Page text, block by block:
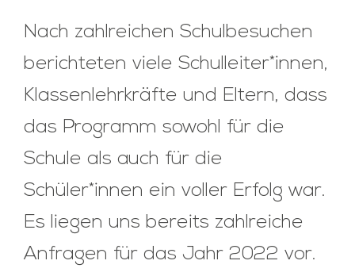
Nach zahlreichen Schulbesuchen
berichteten viele Schulleiter*innen,
Klassenlehrkräfte und Eltern, dass
das Programm sowohl für die
Schule als auch für die
Schüler*innen ein voller Erfolg war.
Es liegen uns bereits zahlreiche
Anfragen für das Jahr 2022 vor.